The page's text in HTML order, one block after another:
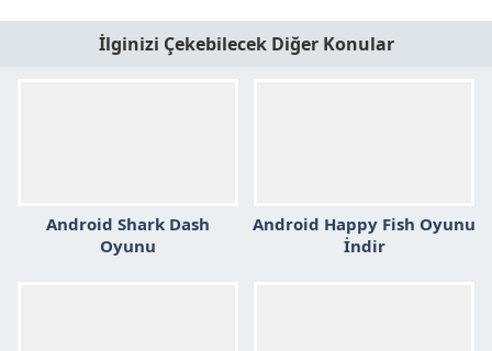
İlginizi Çekebilecek Diğer Konular
Android Shark Dash
Oyunu
Android Happy Fish Oyunu
İndir